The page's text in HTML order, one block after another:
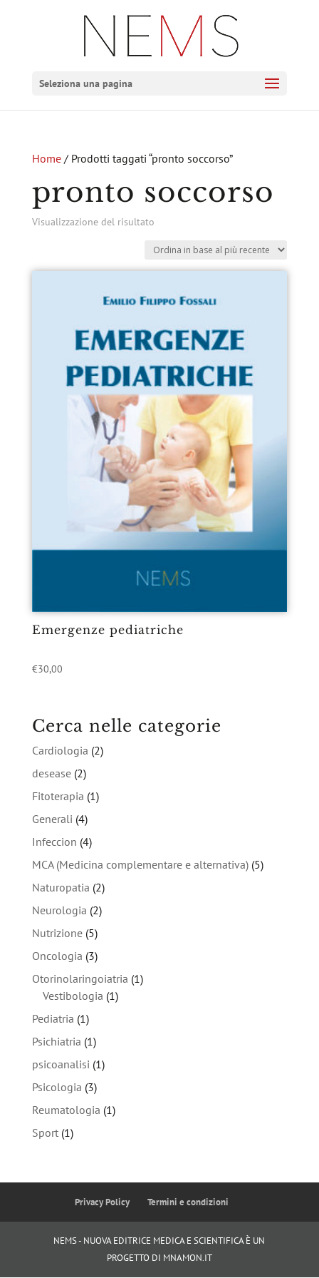
Seleziona una pagina
Home/ Prodotti taggati “pronto soccorso”
pronto soccorso
Visualizzazione del risultato
Emergenze pediatriche
€30,00
Cerca nelle categorie
Cardiologia (2)
desease (2)
Fitoterapia (1)
Generali (4)
Infeccion (4)
MCA (Medicina complementare e alternativa) (5)
Naturopatia (2)
Neurologia (2)
Nutrizione (5)
Oncologia (3)
Otorinolaringoiatria (1)
Vestibologia (1)
Pediatria (1)
Psichiatria (1)
psicoanalisi (1)
Psicologia (3)
Reumatologia (1)
Sport (1)
Privacy Policy Termini e condizioni
NEMS - NUOVA EDITRICE MEDICA E SCIENTIFICA È UN
PROGETTO DI MNAMON.IT